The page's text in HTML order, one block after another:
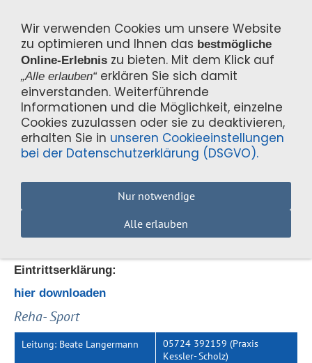
Navigation einblenden
Gymnastikraum Sonnenbrinkbad
Am Sonnenbrink 2
31683 Obernkirchen
Eintrittserklärung:
hier downloaden
Reha- Sport
Leitung: Beate Langermann
05724 392159 (Praxis
Kessler- Scholz)
Wir verwenden Cookies um unsere Website
zu optimieren und Ihnen das bestmögliche
Online-Erlebnis zu bieten. Mit dem Klick auf
„Alle erlauben“ erklären Sie sich damit
einverstanden. Weiterführende
Informationen und die Möglichkeit, einzelne
Cookies zuzulassen oder sie zu deaktivieren,
erhalten Sie in unseren Cookieeinstellungen
bei der Datenschutzerklärung (DSGVO).
Nur notwendige
Alle erlauben